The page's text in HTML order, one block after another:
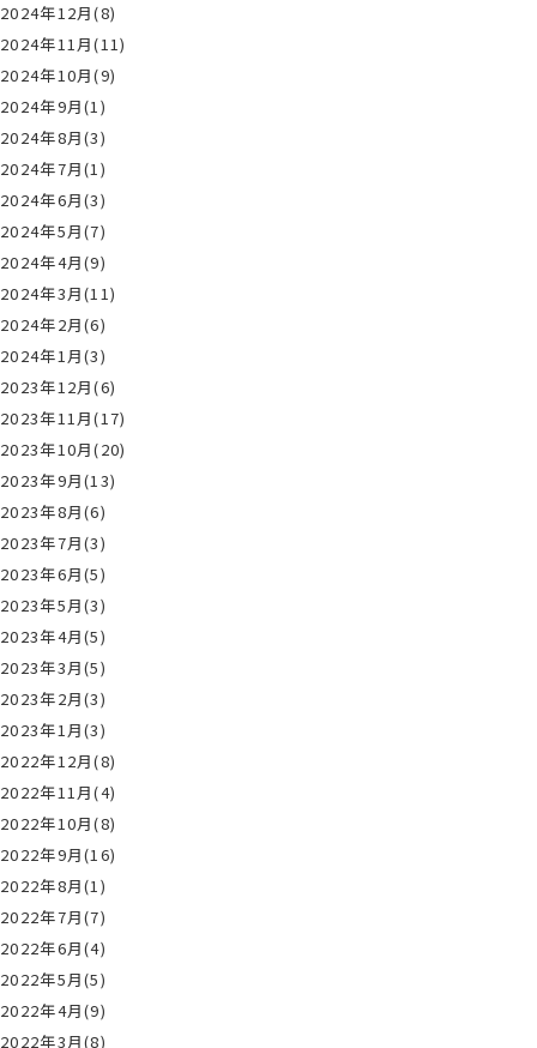
2024年12月(8)
2024年11月(11)
2024年10月(9)
2024年9月(1)
2024年8月(3)
2024年7月(1)
2024年6月(3)
2024年5月(7)
2024年4月(9)
2024年3月(11)
2024年2月(6)
2024年1月(3)
2023年12月(6)
2023年11月(17)
2023年10月(20)
2023年9月(13)
2023年8月(6)
2023年7月(3)
2023年6月(5)
2023年5月(3)
2023年4月(5)
2023年3月(5)
2023年2月(3)
2023年1月(3)
2022年12月(8)
2022年11月(4)
2022年10月(8)
2022年9月(16)
2022年8月(1)
2022年7月(7)
2022年6月(4)
2022年5月(5)
2022年4月(9)
2022年3月(8)